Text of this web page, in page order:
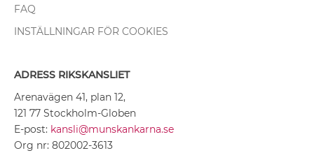
FAQ
INSTÄLLNINGAR FÖR COOKIES
ADRESS RIKSKANSLIET
Arenavägen 41, plan 12,
121 77 Stockholm-Globen
E-post: kansli@munskankarna.se
Org nr: 802002-3613